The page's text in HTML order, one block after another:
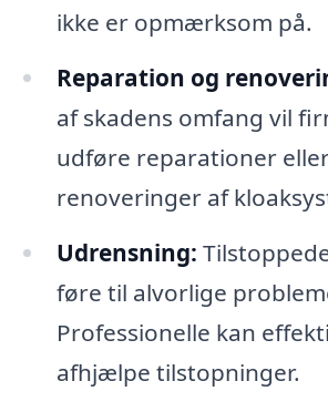
ikke er opmærksom på.
Reparation og
af skadens omfang vil
udføre reparationer
renoveringer af
Udrensning:
føre til alvorlige
Professionelle kan
afhjælpe tilstopninger.